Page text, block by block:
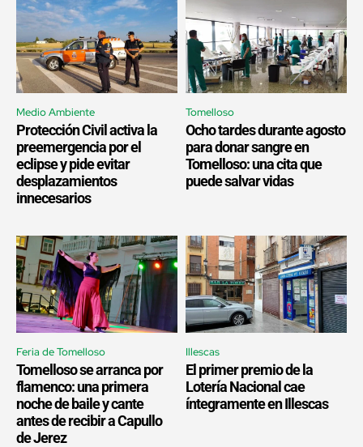
Medio Ambiente
Protección Civil activa la
preemergencia por el
eclipse y pide evitar
desplazamientos
innecesarios
Tomelloso
Ocho tardes durante agosto
para donar sangre en
Tomelloso: una cita que
puede salvar vidas
Feria de Tomelloso
Tomelloso se arranca por
flamenco: una primera
noche de baile y cante
antes de recibir a Capullo
de Jerez
Illescas
El primer premio de la
Lotería Nacional cae
íntegramente en Illescas